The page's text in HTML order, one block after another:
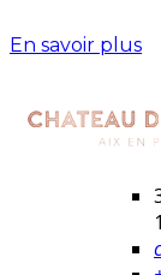
En savoir plus